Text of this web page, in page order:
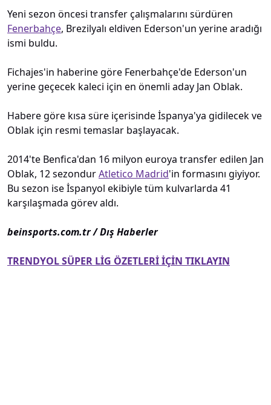
Yeni sezon öncesi transfer çalışmalarını sürdüren
Fenerbahçe, Brezilyalı eldiven Ederson'un yerine aradığı
ismi buldu.
Fichajes'in haberine göre Fenerbahçe'de Ederson'un
yerine geçecek kaleci için en önemli aday Jan Oblak.
Habere göre kısa süre içerisinde İspanya'ya gidilecek ve
Oblak için resmi temaslar başlayacak.
2014'te Benfica'dan 16 milyon euroya transfer edilen Jan
Oblak, 12 sezondurAtletico Madrid'in formasını giyiyor.
Bu sezon ise İspanyol ekibiyle tüm kulvarlarda 41
karşılaşmada görev aldı.
beinsports.com.tr / Dış Haberler
TRENDYOL SÜPER LİG ÖZETLERİ İÇİN TIKLAYIN